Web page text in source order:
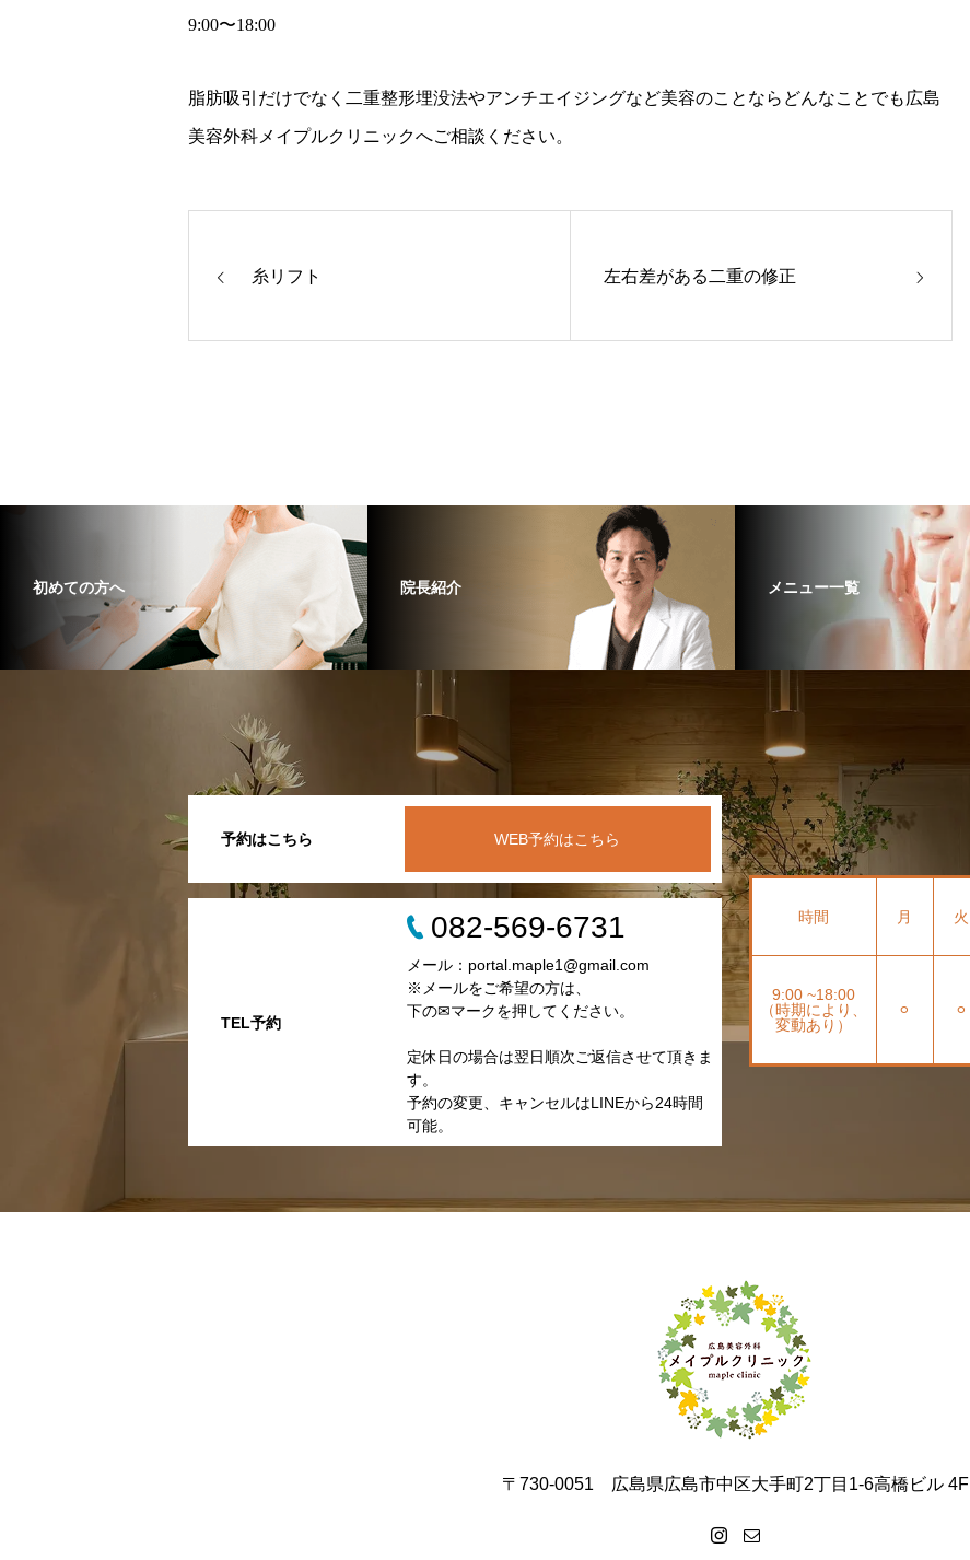
9:00〜18:00
脂肪吸引だけでなく二重整形埋没法やアンチエイジングなど美容のことならどんなことでも広島
美容外科メイプルクリニックへご相談ください。
糸リフト 左右差がある二重の修正
初めての方へ 院長紹介 メニュー一覧
予約はこちら WEB予約はこちら
TEL予約
082-569-6731
メール：portal.maple1@gmail.com
※メールをご希望の方は、
下の✉マークを押してください。
定休日の場合は翌日順次ご返信させて頂きま
す。
予約の変更、キャンセルはLINEから24時間
可能。
時間 月 火
9:00 ~18:00
（時期により、
変動あり）
⚪︎ ⚪︎
〒730-0051 広島県広島市中区大手町2丁目1-6高橋ビル 4F